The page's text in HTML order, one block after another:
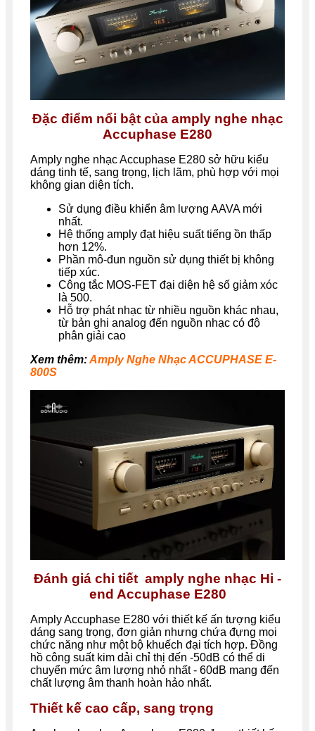
Đặc điểm nổi bật của amply nghe nhạc
Accuphase E280
Amply nghe nhạc Accuphase E280 sở hữu kiểu
dáng tinh tế, sang trọng, lịch lãm, phù hợp với mọi
không gian diện tích.
Sử dụng điều khiển âm lượng AAVA mới
nhất.
Hệ thống amply đạt hiệu suất tiếng ồn thấp
hơn 12%.
Phần mô-đun nguồn sử dụng thiết bị không
tiếp xúc.
Công tắc MOS-FET đại diện hệ số giảm xóc
là 500.
Hỗ trợ phát nhạc từ nhiều nguồn khác nhau,
từ bản ghi analog đến nguồn nhạc có độ
phân giải cao
Xem thêm:Amply Nghe Nhạc ACCUPHASE E-
800S
Đánh giá chi tiết amply nghe nhạc Hi -
end Accuphase E280
Amply Accuphase E280 với thiết kế ấn tượng kiểu
dáng sang trọng, đơn giản nhưng chứa đựng mọi
chức năng như một bộ khuếch đại tích hợp. Đồng
hồ công suất kim dải chỉ thị đến -50dB có thể di
chuyển mức âm lượng nhỏ nhất - 60dB mang đến
chất lượng âm thanh hoàn hảo nhất.
Thiết kế cao cấp, sang trọng